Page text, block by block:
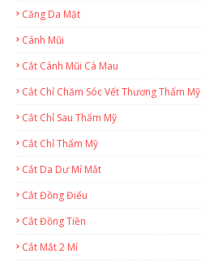
Căng Da Mặt
Cánh Mũi
Cắt Cánh Mũi Cà Mau
Cắt Chỉ Chăm Sóc Vết Thương Thẩm Mỹ
Cắt Chỉ Sau Thẩm Mỹ
Cắt Chỉ Thẩm Mỹ
Cắt Da Dư Mí Mắt
Cắt Đồng Điếu
Cắt Đồng Tiền
Cắt Mắt 2 Mí